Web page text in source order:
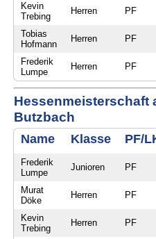
Kevin
Trebing
Herren PF
Tobias
Hofmann
Herren PF
Frederik
Lumpe
Herren PF
Hessenmeisterschaft
Butzbach
Name Klasse PF/
Frederik
Lumpe
Junioren PF
Murat
Döke
Herren PF
Kevin
Trebing
Herren PF